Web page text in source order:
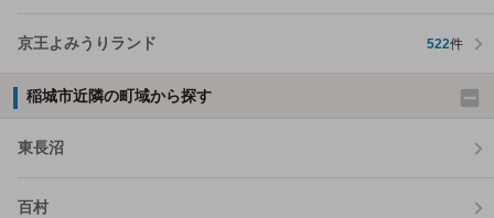
京王よみうりランド 522件
稲城市近隣の町域から探す
東長沼
百村